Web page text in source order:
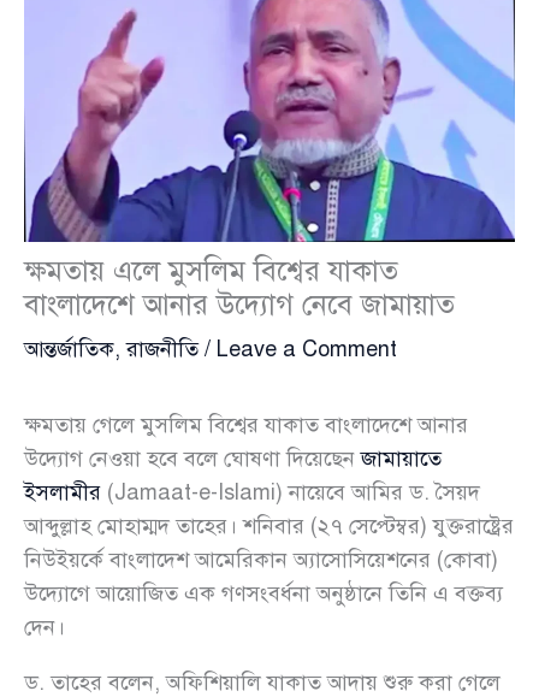
ক্ষমতায় এলে মুসলিম বিশ্বের যাকাত
বাংলাদেশে আনার উদ্যোগ নেবে জামায়াত
আন্তর্জাতিক,রাজনীতি/ Leave a Comment
ক্ষমতায় গেলে মুসলিম বিশ্বের যাকাত বাংলাদেশে আনার
উদ্যোগ নেওয়া হবে বলে ঘোষণা দিয়েছেনজামায়াতে
ইসলামীর (Jamaat-e-Islami) নায়েবে আমির ড. সৈয়দ
আব্দুল্লাহ মোহাম্মদ তাহের। শনিবার (২৭ সেপ্টেম্বর) যুক্তরাষ্ট্রের
নিউইয়র্কে বাংলাদেশ আমেরিকান অ্যাসোসিয়েশনের (কোবা)
উদ্যোগে আয়োজিত এক গণসংবর্ধনা অনুষ্ঠানে তিনি এ বক্তব্য
দেন।
ড. তাহের বলেন, অফিশিয়ালি যাকাত আদায় শুরু করা গেলে